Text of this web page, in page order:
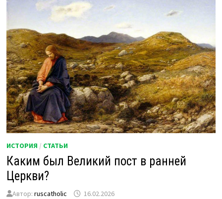
ИСТОРИЯ / СТАТЬИ
Каким был Великий пост в ранней
Церкви?
Автор:ruscatholic 16.02.2026